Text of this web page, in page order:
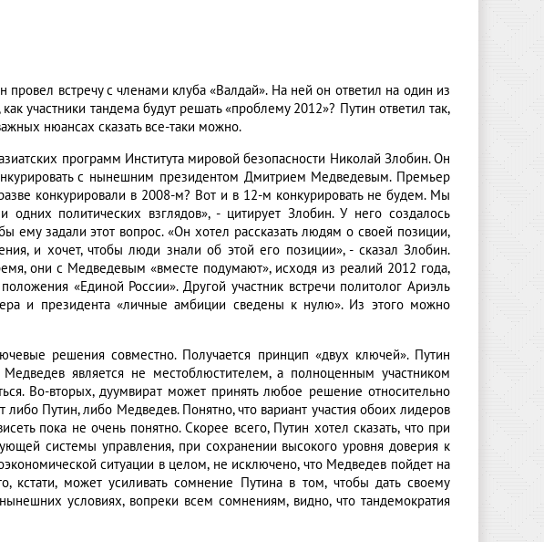
встречу с членами клуба «Валдай». На ней он ответил на один из
участники тандема будут решать «проблему 2012»? Путин ответил так,
нюансах сказать все-таки можно.
программ Института мировой безопасности Николай Злобин. Он
с нынешним президентом Дмитрием Медведевым. Премьер
конкурировали в 2008-м? Вот и в 12-м конкурировать не будем. Мы
политических взглядов», - цитирует Злобин. У него создалось
ему задали этот вопрос. «Он хотел рассказать людям о своей позиции,
и хочет, чтобы люди знали об этой его позиции», - сказал Злобин.
они с Медведевым «вместе подумают», исходя из реалий 2012 года,
«Единой России». Другой участник встречи политолог Ариэль
и президента «личные амбиции сведены к нулю». Из этого можно
решения совместно. Получается принцип «двух ключей». Путин
является не местоблюстителем, а полноценным участником
Во-вторых, дуумвират может принять любое решение относительно
Путин, либо Медведев. Понятно, что вариант участия обоих лидеров
пока не очень понятно. Скорее всего, Путин хотел сказать, что при
системы управления, при сохранении высокого уровня доверия к
ситуации в целом, не исключено, что Медведев пойдет на
кстати, может усиливать сомнение Путина в том, чтобы дать своему
условиях, вопреки всем сомнениям, видно, что тандемократия